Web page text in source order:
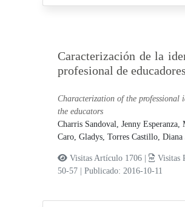
Caracterización de la
profesional de
Characterization of the professional
the educators
Charris Sandoval, Jenny Esperanza,
Caro, Gladys,Torres Castillo, Diana
Visitas Artículo 1706 |
Visitas
50-57
|Publicado: 2016-10-11